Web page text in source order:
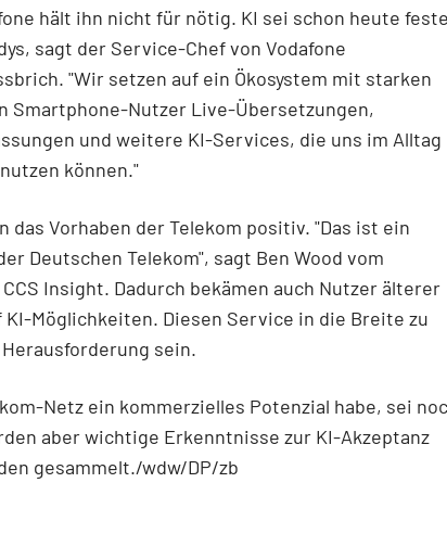
hält ihn nicht für nötig. KI sei schon heute
sagt der Service-Chef von Vodafone
"Wir setzen auf ein Ökosystem mit starken
Smartphone-Nutzer Live-Übersetzungen,
und weitere KI-Services, die uns im Alltag
können."
das Vorhaben der Telekom positiv. "Das ist ein
Deutschen Telekom", sagt Ben Wood vom
Insight. Dadurch bekämen auch Nutzer älterer
Möglichkeiten. Diesen Service in die Breite zu
sein.
Netz ein kommerzielles Potenzial habe, sei
aber wichtige Erkenntnisse zur KI-Akzeptanz
gesammelt./wdw/DP/zb